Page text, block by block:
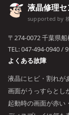
液晶修理
supported by
〒274-0072 千葉県
TEL:047-494-0940/
よくある故障
液晶にヒビ・割れが
画面がうっすらとし
起動時の画面が赤い